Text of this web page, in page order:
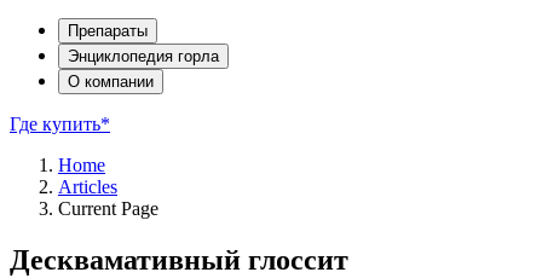
Препараты
Энциклопедия горла
О компании
Где купить*
Home
Articles
Current Page
Десквамативный глоссит